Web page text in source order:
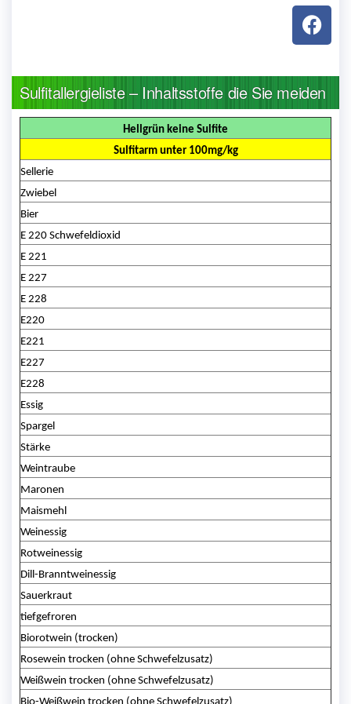
Sulfitallergieliste – Inhaltsstoffe die Sie meiden
Hellgrün keine Sulfite
Sulfitarm unter 100mg/kg
Sellerie
Zwiebel
Bier
E 220 Schwefeldioxid
E 221
E 227
E 228
E220
E221
E227
E228
Essig
Spargel
Stärke
Weintraube
Maronen
Maismehl
Weinessig
Rotweinessig
Dill-Branntweinessig
Sauerkraut
tiefgefroren
Biorotwein (trocken)
Rosewein trocken (ohne Schwefelzusatz)
Weißwein trocken (ohne Schwefelzusatz)